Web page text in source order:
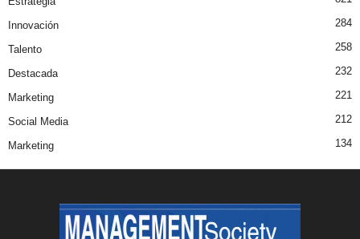
Innovación 284
Talento 258
Destacada 232
Marketing 221
Social Media 212
Marketing 134